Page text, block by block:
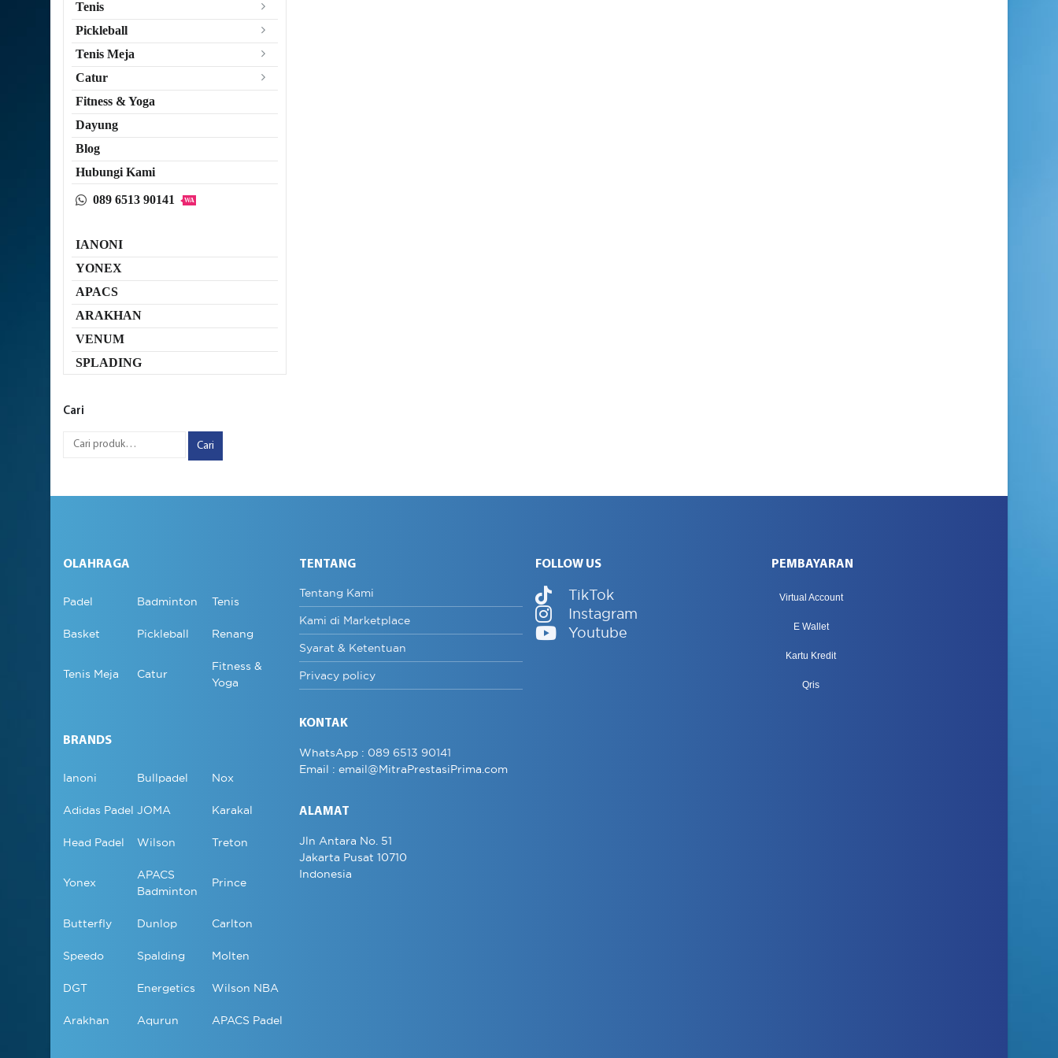
Tenis
Pickleball
Tenis Meja
Catur
Fitness & Yoga
Dayung
Blog
Hubungi Kami
089 6513 90141 WA
IANONI
YONEX
APACS
ARAKHAN
VENUM
SPLADING
Cari
Cari
OLAHRAGA
Padel Badminton Tenis
Basket Pickleball Renang
Tenis Meja Catur
Fitness &
Yoga
BRANDS
Ianoni Bullpadel Nox
Adidas Padel JOMA Karakal
Head Padel Wilson Treton
Yonex
APACS
Badminton
Prince
Butterfly Dunlop Carlton
Speedo Spalding Molten
DGT Energetics Wilson NBA
Arakhan Aqurun APACS Padel
TENTANG
Tentang Kami
Kami di Marketplace
Syarat & Ketentuan
Privacy policy
KONTAK
WhatsApp : 089 6513 90141
Email : email@MitraPrestasiPrima.com
ALAMAT
Jln Antara No. 51
Jakarta Pusat 10710
Indonesia
FOLLOW US
TikTok
Instagram
Youtube
PEMBAYARAN
Virtual Account
E Wallet
Kartu Kredit
Qris